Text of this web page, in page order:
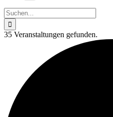
Suche
nach:
35 Veranstaltungen gefunden.